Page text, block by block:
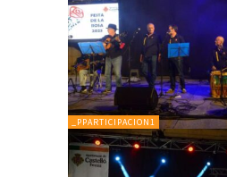
_PPARTICIPACION1